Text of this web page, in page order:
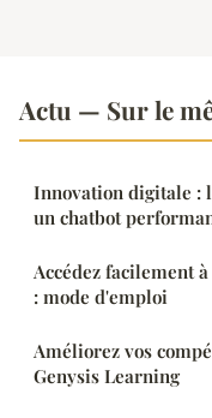
Actu — Sur le
Innovation digitale :
un chatbot
Accédez facilement
: mode d'emploi
Améliorez vos
Genysis Learning